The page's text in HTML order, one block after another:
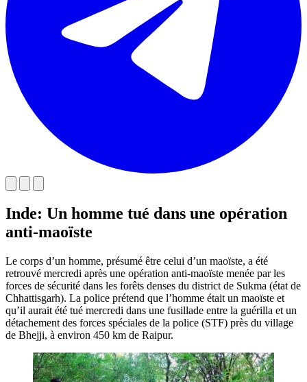
Inde: Un homme tué dans une opération
anti-maoïste
Le corps d’un homme, présumé être celui d’un maoïste, a été
retrouvé mercredi après une opération anti-maoïste menée par les
forces de sécurité dans les forêts denses du district de Sukma (état de
Chhattisgarh). La police prétend que l’homme était un maoïste et
qu’il aurait été tué mercredi dans une fusillade entre la guérilla et un
détachement des forces spéciales de la police (STF) près du village
de Bhejji, à environ 450 km de Raipur.